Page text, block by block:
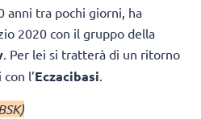
anni tra pochi giorni, ha
2020 con il gruppo della
. Per lei si tratterà di un ritorno
l’Eczacibasi